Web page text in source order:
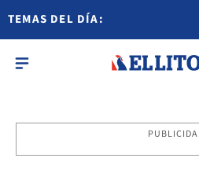
TEMAS DEL DÍA: